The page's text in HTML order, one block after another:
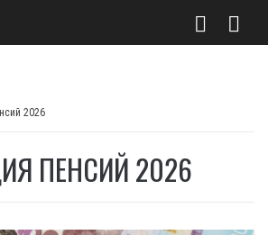
2026
ПЕНСИЙ 2026